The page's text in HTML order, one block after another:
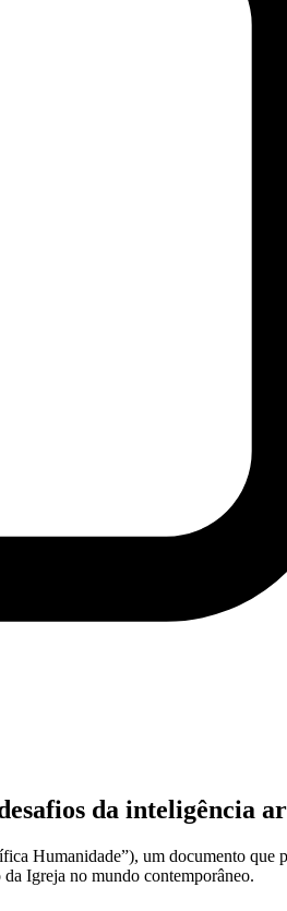
da inteligência
Humanidade”), um documento que
Igreja no mundo contemporâneo.